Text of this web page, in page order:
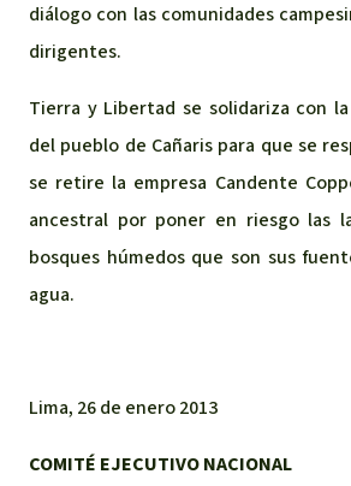
diálogo con las comunidades
dirigentes.
Tierra y Libertad se solidariza con
del pueblo de Cañaris para que se
se retire la empresa Candente
ancestral por poner en riesgo las
bosques húmedos que son sus
agua.
Lima, 26 de enero 2013
COMITÉ EJECUTIVO NACIONAL